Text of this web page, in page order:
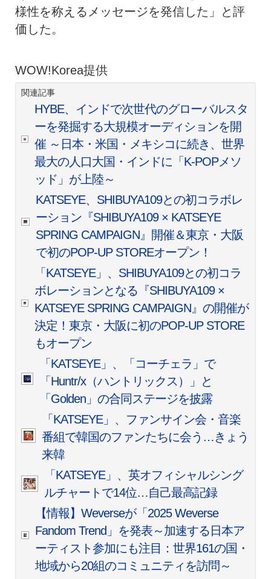
様性を称えるメッセージを発信した」と評
価した。
WOW!Korea提供
関連記事
HYBE、インドで次世代のグローバルスタ
ーを発掘する大規模オーディションを開
催 ～日本・米国・メキシコに続き、世界
最大の人口大国・インドに「K-POPメソ
ッド」が上陸～
KATSEYE、SHIBUYA109との初コラボレ
ーション『SHIBUYA109 × KATSEYE
SPRING CAMPAIGN』開催＆東京・大阪
で初のPOP-UP STOREオープン！
「KATSEYE」、SHIBUYA109との初コラ
ボレーションとなる『SHIBUYA109 ×
KATSEYE SPRING CAMPAIGN』の開催が
決定！東京・大阪に初のPOP-UP STORE
もオープン
「KATSEYE」、「コーチェラ」で
「Huntr/x（ハントリックス）」と
「Golden」の合同ステージを披露
「KATSEYE」、ファンサイン会・音楽
番組で韓国のファンたちに会う…きょう
来韓
「KATSEYE」、英オフィシャルシング
ルチャートで14位…自己最高記録
【情報】Weverseが「2025 Weverse
Fandom Trend」を発表～加速する日本ア
ーティスト参加にも注目：世界161の国・
地域から20組のコミュニティを訪問～